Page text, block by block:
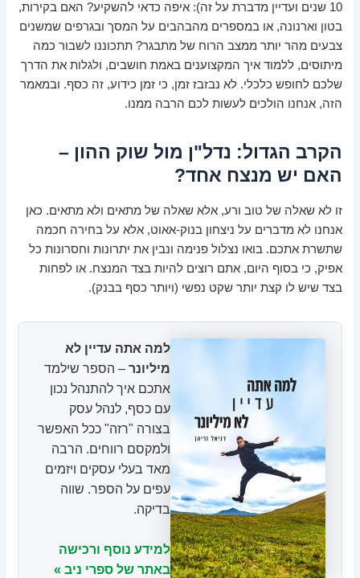
10 שנים ועדיין מדברת על זה): איפה כדאי להשקיע? האם בקירות,
בטון וארנונה, או במספרים מהבהבים על המסך ובגרפים שמשנים
צבעים מהר יותר ממצב הרוח של מתבגר? תתכוננו לשבור כמה
מיתוסים, ללמוד איך המקצוענים באמת חושבים, ולגלות את הדרך
שלכם לחופש כלכלי. לא נבזבז זמן, כי זמן כידוע, זה כסף. ובמאמר
הזה, אנחנו הולכים לעשות לכם הרבה ממנו.
הקרב הגדול: נדל"ן מול שוק ההון –
האם יש מנצח אחד?
זו לא שאלה של טוב ורע, אלא שאלה של מתאים ולא מתאים. כאן
אנחנו לא מדברים על ניצחון בנוק-אאוט, אלא על בחירה חכמה
שתשרת אתכם. בואו נצלול פנימה ונבין את יתרונות וחסרונות כל
אפיק, כי בסוף היום, אתם רוצים להיות בצד המנצח. או לפחות
בצד שיש לו קצת יותר שקט נפשי (ויותר כסף בבנק).
למה אתה עדיין לא
מיליונר – הספר שילמד
אתכם איך להתנהל נכון
עם כסף, לנהל עסק
בצורה "רזה" ככל האפשר
ולמקסם רווחים. הרבה
מאד בעלי עסקים ויזמים
עפים על הספר. שווה
בדיקה.
למידע נוסף ורכישה
באתר של ספרי ניב »